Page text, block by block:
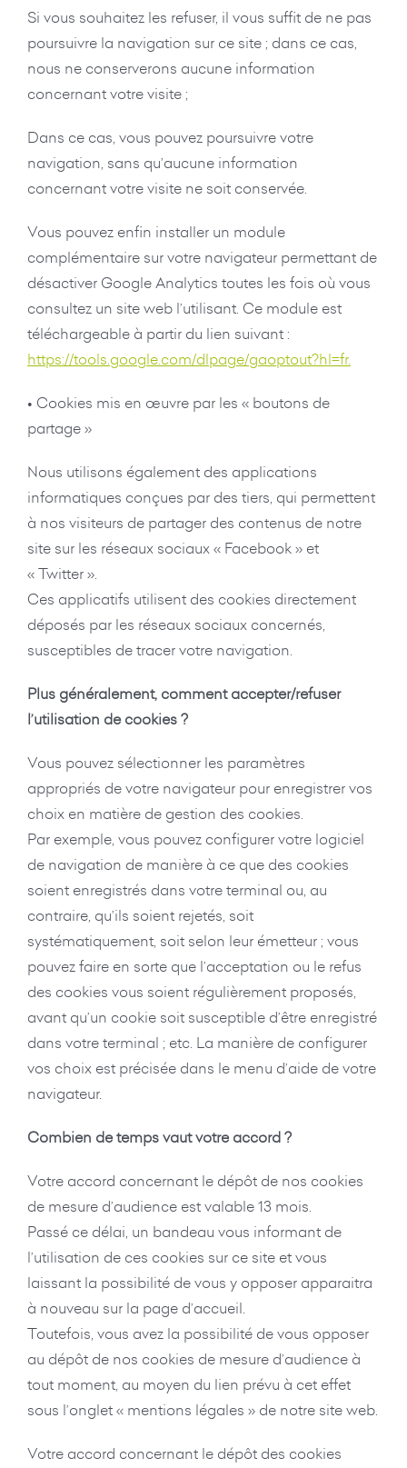
Si vous souhaitez les refuser, il vous suffit de ne pas
poursuivre la navigation sur ce site ; dans ce cas,
nous ne conserverons aucune information
concernant votre visite ;
Dans ce cas, vous pouvez poursuivre votre
navigation, sans qu’aucune information
concernant votre visite ne soit conservée.
Vous pouvez enfin installer un module
complémentaire sur votre navigateur permettant de
désactiver Google Analytics toutes les fois où vous
consultez un site web l’utilisant. Ce module est
téléchargeable à partir du lien suivant :
https://tools.google.com/dlpage/gaoptout?hl=fr.
• Cookies mis en œuvre par les « boutons de
partage »
Nous utilisons également des applications
informatiques conçues par des tiers, qui permettent
à nos visiteurs de partager des contenus de notre
site sur les réseaux sociaux « Facebook » et
« Twitter ».
Ces applicatifs utilisent des cookies directement
déposés par les réseaux sociaux concernés,
susceptibles de tracer votre navigation.
Plus généralement, comment accepter/refuser
l’utilisation de cookies ?
Vous pouvez sélectionner les paramètres
appropriés de votre navigateur pour enregistrer vos
choix en matière de gestion des cookies.
Par exemple, vous pouvez configurer votre logiciel
de navigation de manière à ce que des cookies
soient enregistrés dans votre terminal ou, au
contraire, qu’ils soient rejetés, soit
systématiquement, soit selon leur émetteur ; vous
pouvez faire en sorte que l’acceptation ou le refus
des cookies vous soient régulièrement proposés,
avant qu’un cookie soit susceptible d’être enregistré
dans votre terminal ; etc. La manière de configurer
vos choix est précisée dans le menu d’aide de votre
navigateur.
Combien de temps vaut votre accord ?
Votre accord concernant le dépôt de nos cookies
de mesure d’audience est valable 13 mois.
Passé ce délai, un bandeau vous informant de
l’utilisation de ces cookies sur ce site et vous
laissant la possibilité de vous y opposer apparaitra
à nouveau sur la page d’accueil.
Toutefois, vous avez la possibilité de vous opposer
au dépôt de nos cookies de mesure d’audience à
tout moment, au moyen du lien prévu à cet effet
sous l’onglet « mentions légales » de notre site web.
Votre accord concernant le dépôt des cookies